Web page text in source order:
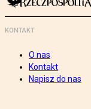
KONTAKT
O nas
Kontakt
Napisz do nas